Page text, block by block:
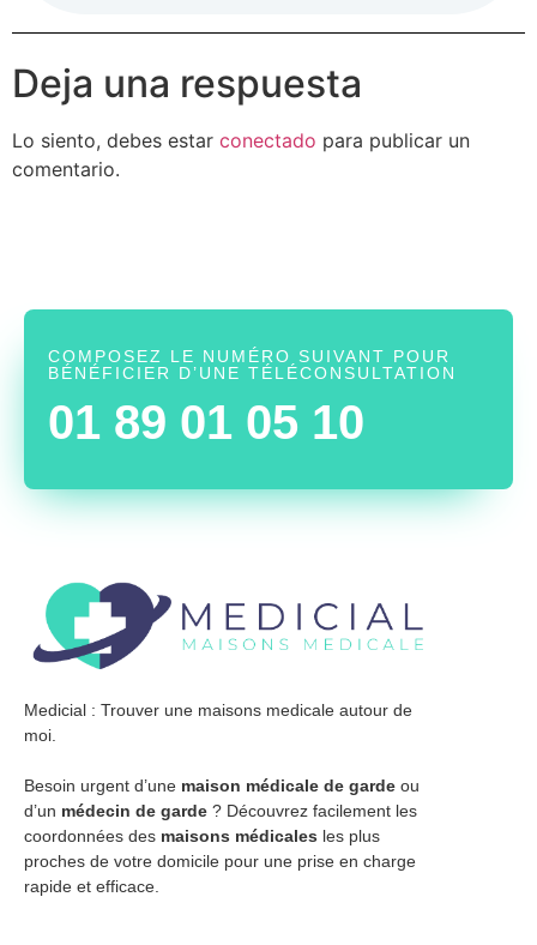
Deja una respuesta
Lo siento, debes estar conectado para publicar un
comentario.
COMPOSEZ LE NUMÉRO SUIVANT POUR
BÉNÉFICIER D’UNE TÉLÉCONSULTATION
01 89 01 05 10
Medicial : Trouver une maisons medicale autour de
moi.
Besoin urgent d’une maison médicale de garde ou
d’un médecin de garde ? Découvrez facilement les
coordonnées des maisons médicales les plus
proches de votre domicile pour une prise en charge
rapide et efficace.